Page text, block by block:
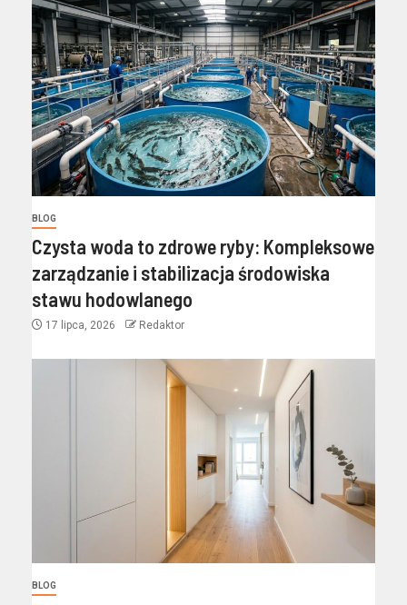
BLOG
Czysta woda to zdrowe ryby: Kompleksowe
zarządzanie i stabilizacja środowiska
stawu hodowlanego
17 lipca, 2026 Redaktor
BLOG